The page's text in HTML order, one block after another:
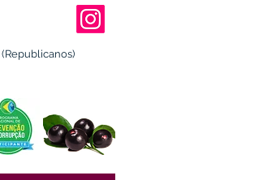
(Republicanos)